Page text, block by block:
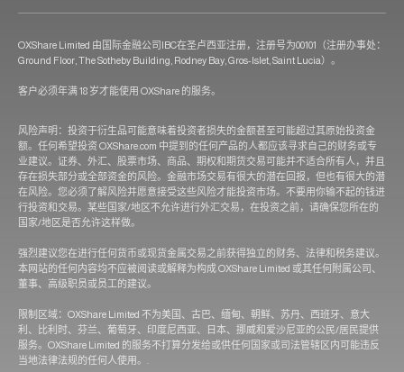
OXShare Limited 由国际金融公司IBC在圣卢西亚注册，注册号为00101（注册办事处：
Ground Floor, The Sotheby Building, Rodney Bay, Gros-Islet, Saint Lucia）。
客户必须年满 18 岁才能使用 OXShare 的服务。
风险声明：投资于衍生品可能意味着投资者损失的金额甚至可能超过其原始投资金
额。任何希望投资 OXShare.com 中提到的任何产品的人都应该寻求自己的财务或专
业建议。证券、外汇、股票市场、商品、期权和期货交易可能并不适合所有人，并且
存在损失部分或全部资金的风险。金融市场交易有很大的潜在回报，但也有很大的潜
在风险。您必须了解风险并愿意接受这些风险才能投资市场。不要用你输不起的钱进
行投资和交易。某些国家/地区不允许进行外汇交易，在投资之前，请确保您所在的
国家/地区是否允许这样做。
强烈建议您在进行任何货币或现货金属交易之前获得独立的财务、法律和税务建议。
本网站的任何内容均不应被阅读或解释为构成 OXShare Limited 或其任何附属公司、
董事、高级职员或员工的建议。
限制区域：OXShare Limited 不为美国、古巴、缅甸、朝鲜、苏丹、西班牙、意大
利、比利时、芬兰、葡萄牙、印度尼西亚、日本、挪威和爱沙尼亚的公民/居民提供
服务。OXShare Limited 的服务不打算分发给或供任何国家或司法管辖区内可能违反
当地法律法规的任何人使用。.